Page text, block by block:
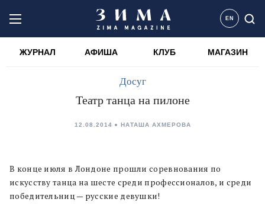
EN
ЖУРНАЛ АФИША КЛУБ МАГАЗИН
Досуг
Театр танца на пилоне
12.08.2014 НАТАША АХМЕРОВА
В конце июля в Лондоне прошли соревнования по
искусству танца на шесте среди профессионалов, и среди
победительниц — русские девушки!